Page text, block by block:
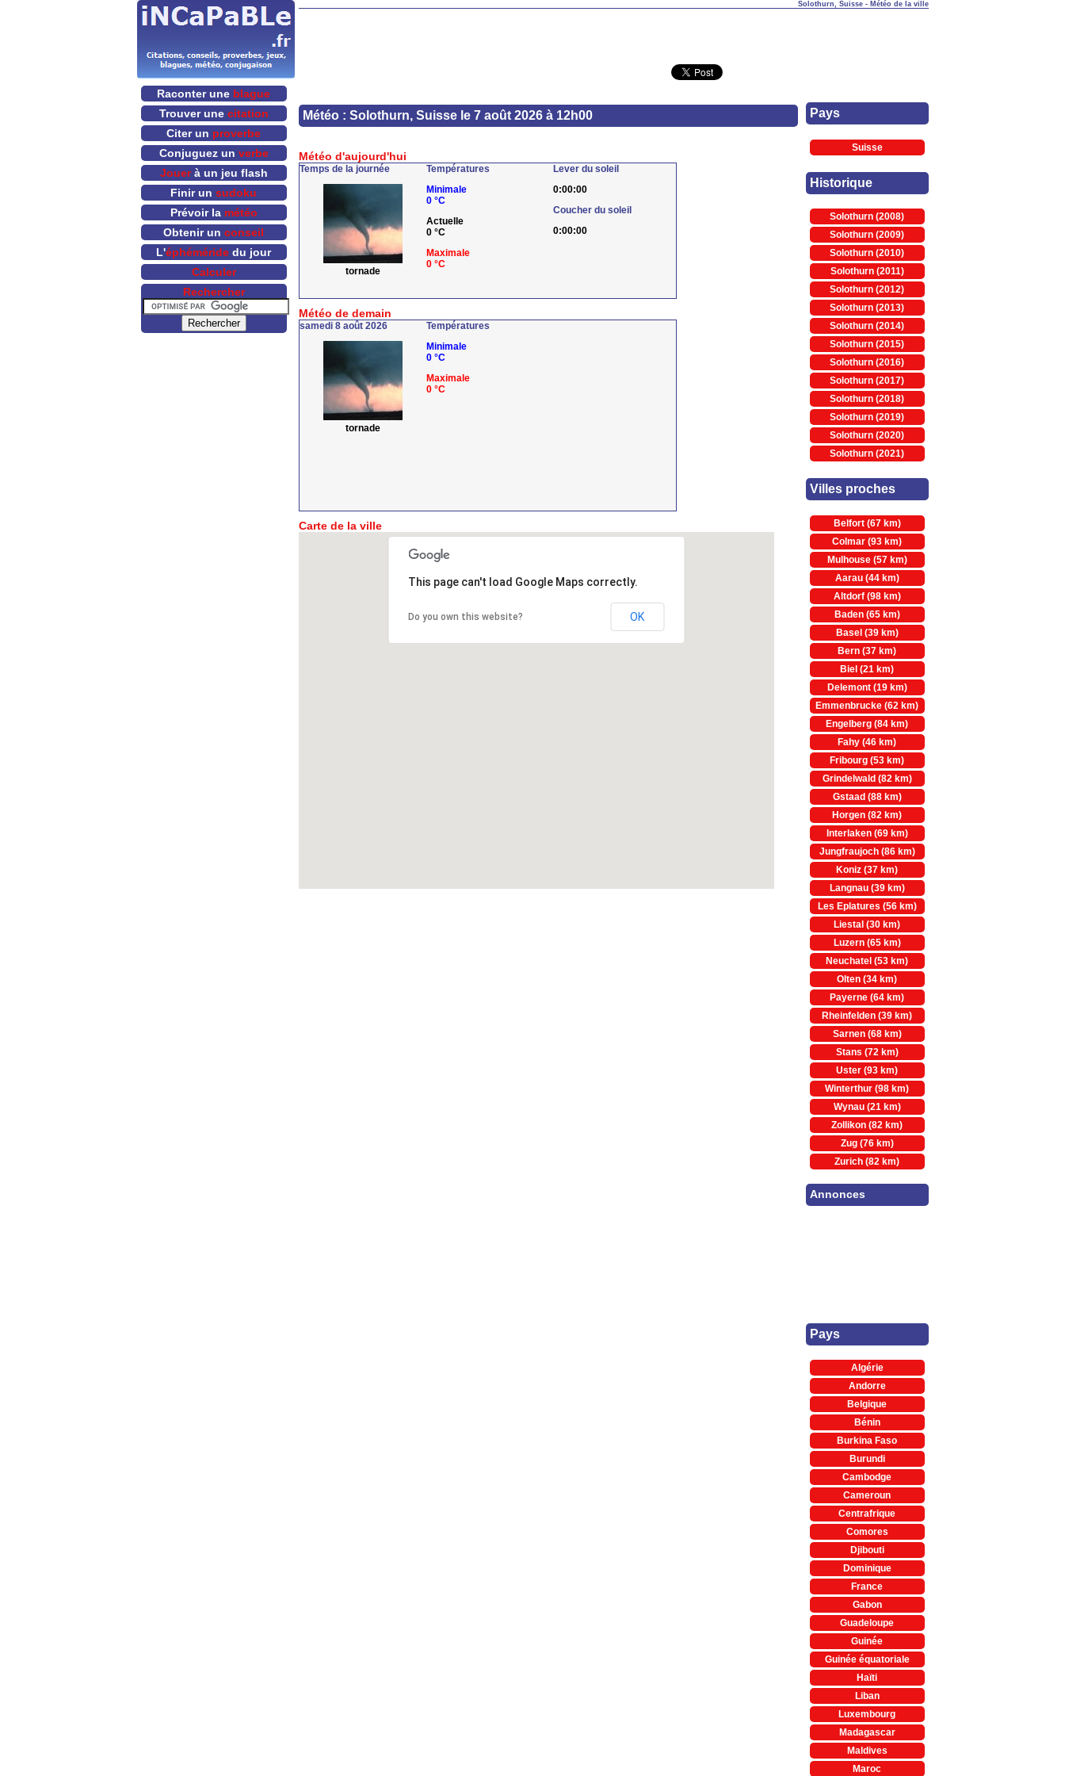
Solothurn, Suisse - Météo de la ville
Météo : Solothurn, Suisse le 7 août 2026 à 12h00
Météo d'aujourd'hui
Temps de la journée
tornade
Températures
Minimale
0 °C
Actuelle
0 °C
Maximale
0 °C
Lever du soleil
0:00:00
Coucher du soleil
0:00:00
Météo de demain
samedi 8 août 2026
tornade
Températures
Minimale
0 °C
Maximale
0 °C
Carte de la ville
This page can't load Google Maps correctly.
Do you own this website? OK
Pays
Suisse
Historique
Solothurn (2008)
Solothurn (2009)
Solothurn (2010)
Solothurn (2011)
Solothurn (2012)
Solothurn (2013)
Solothurn (2014)
Solothurn (2015)
Solothurn (2016)
Solothurn (2017)
Solothurn (2018)
Solothurn (2019)
Solothurn (2020)
Solothurn (2021)
Villes proches
Belfort (67 km)
Colmar (93 km)
Mulhouse (57 km)
Aarau (44 km)
Altdorf (98 km)
Baden (65 km)
Basel (39 km)
Bern (37 km)
Biel (21 km)
Delemont (19 km)
Emmenbrucke (62 km)
Engelberg (84 km)
Fahy (46 km)
Fribourg (53 km)
Grindelwald (82 km)
Gstaad (88 km)
Horgen (82 km)
Interlaken (69 km)
Jungfraujoch (86 km)
Koniz (37 km)
Langnau (39 km)
Les Eplatures (56 km)
Liestal (30 km)
Luzern (65 km)
Neuchatel (53 km)
Olten (34 km)
Payerne (64 km)
Rheinfelden (39 km)
Sarnen (68 km)
Stans (72 km)
Uster (93 km)
Winterthur (98 km)
Wynau (21 km)
Zollikon (82 km)
Zug (76 km)
Zurich (82 km)
Annonces
Pays
Algérie
Andorre
Belgique
Bénin
Burkina Faso
Burundi
Cambodge
Cameroun
Centrafrique
Comores
Djibouti
Dominique
France
Gabon
Guadeloupe
Guinée
Guinée équatoriale
Haïti
Liban
Luxembourg
Madagascar
Maldives
Maroc
Raconter une blague
Trouver une citation
Citer un proverbe
Conjuguez un verbe
Jouerà un jeu flash
Finir un sudoku
Prévoir la météo
Obtenir un conseil
L'éphéméride du jour
Calculer
Rechercher